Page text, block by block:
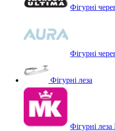
Фігурні
Фігурні
Фігурні леза
Фігурні